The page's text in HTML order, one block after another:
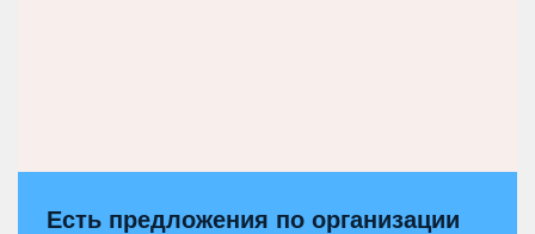
Есть предложения по организации